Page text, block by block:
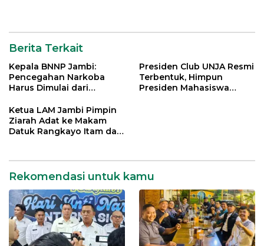
Berita Terkait
Kepala BNNP Jambi:
Pencegahan Narkoba
Harus Dimulai dari
Indonesia Emas 2045
Presiden Club UNJA Resmi
Terbentuk, Himpun
Presiden Mahasiswa
Ketua LAM Jambi Pimpin
Ziarah Adat ke Makam
Datuk Rangkayo Itam dan
Rekomendasi untuk kamu